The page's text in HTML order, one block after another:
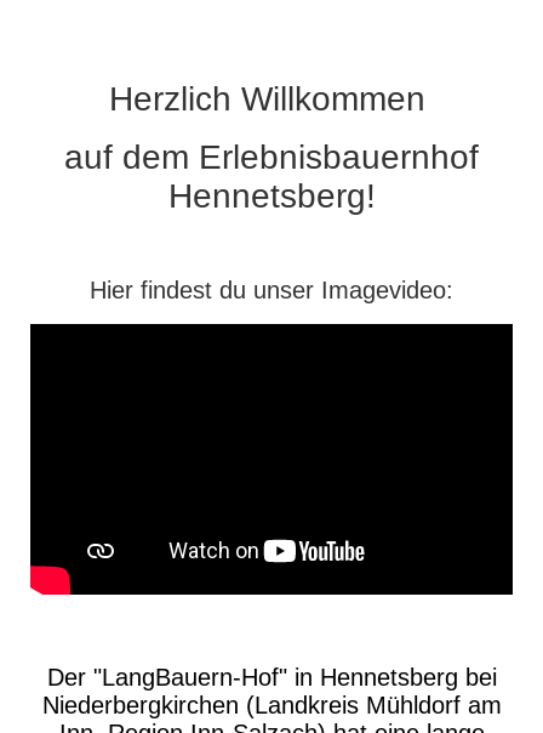
Herzlich Willkommen
auf dem Erlebnisbauernhof
Hennetsberg!
Hier findest du unser Imagevideo:
Der "LangBauern-Hof" in Hennetsberg bei
Niederbergkirchen (Landkreis Mühldorf am